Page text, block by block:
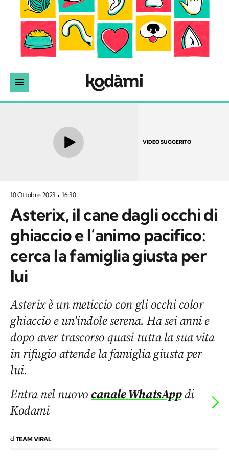
VIDEO SUGGERITO
10 Ottobre 2023 16:30
Asterix, il cane dagli occhi di
ghiaccio e l’animo pacifico:
cerca la famiglia giusta per
lui
Asterix è un meticcio con gli occhi color
ghiaccio e un'indole serena. Ha sei anni e
dopo aver trascorso quasi tutta la sua vita
in rifugio attende la famiglia giusta per
lui.
Entra nel nuovocanale WhatsAppdi
Kodami
diTEAM VIRAL